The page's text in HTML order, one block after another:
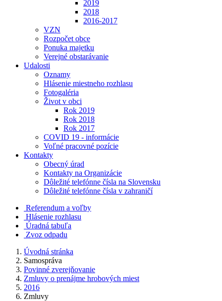
2019
2018
2016-2017
VZN
Rozpočet obce
Ponuka majetku
Verejné obstarávanie
Udalosti
Oznamy
Hlásenie miestneho rozhlasu
Fotogaléria
Život v obci
Rok 2019
Rok 2018
Rok 2017
COVID 19 - informácie
Voľné pracovné pozície
Kontakty
Obecný úrad
Kontakty na Organizácie
Dôležité telefónne čísla na Slovensku
Dôležité telefónne čísla v zahraničí
Referendum a voľby
Hlásenie rozhlasu
Úradná tabuľa
Zvoz odpadu
Úvodná stránka
Samospráva
Povinné zverejňovanie
Zmluvy o prenájme hrobových miest
2016
Zmluvy